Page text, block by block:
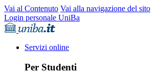
Vai al Contenuto Vai alla navigazione del sito
Login personale UniBa
Servizi online
Per Studenti